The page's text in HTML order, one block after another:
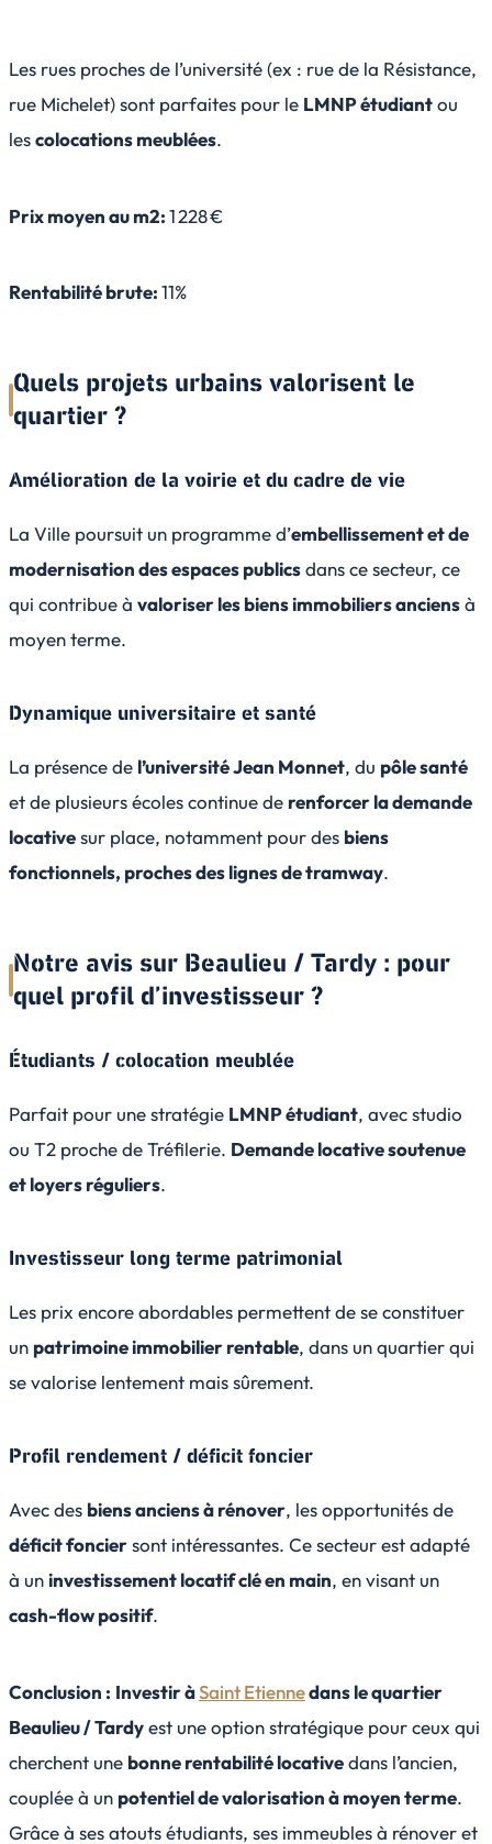
Les rues proches de l’université (ex : rue de la Résistance,
rue Michelet) sont parfaites pour le LMNP étudiantou
lescolocations meublées.
Prix moyen au m2:1 228 €
Rentabilité brute:11%
Quels projets urbains valorisent le
quartier ?
Amélioration de la voirie et du cadre de vie
La Ville poursuit un programme d’embellissement et de
modernisation des espaces publicsdans ce secteur, ce
qui contribue à valoriser les biens immobiliers anciensà
moyen terme.
Dynamique universitaire et santé
La présence de l’université Jean Monnet, du pôle santé
et de plusieurs écoles continue de renforcer la demande
locativesur place, notamment pour des biens
fonctionnels, proches des lignes de tramway.
Notre avis sur Beaulieu / Tardy : pour
quel profil d’investisseur ?
Étudiants / colocation meublée
Parfait pour une stratégie LMNP étudiant, avec studio
ou T2 proche de Tréfilerie. Demande locative soutenue
et loyers réguliers.
Investisseur long terme patrimonial
Les prix encore abordables permettent de se constituer
un patrimoine immobilier rentable, dans un quartier qui
se valorise lentement mais sûrement.
Profil rendement / déficit foncier
Avec des biens anciens à rénover, les opportunités de
déficit fonciersont intéressantes. Ce secteur est adapté
à uninvestissement locatif clé en main, en visant un
cash-flow positif.
Conclusion : Investir àSaint Etiennedans le quartier
Beaulieu / Tardyest une option stratégique pour ceux qui
cherchent une bonne rentabilité locativedans l’ancien,
couplée à un potentiel de valorisation à moyen terme.
Grâce à ses atouts étudiants, ses immeubles à rénover et